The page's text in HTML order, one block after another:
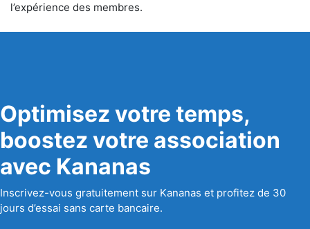
l’expérience des membres.
Optimisez votre temps,
boostez votre association
avec Kananas
Inscrivez-vous gratuitement sur Kananas et profitez de 30
jours d’essai sans carte bancaire.